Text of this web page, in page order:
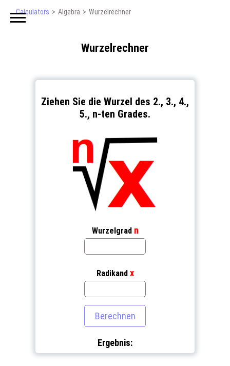
Calculators Algebra Wurzelrechner
Wurzelrechner
Ziehen Sie die Wurzel des 2., 3., 4.,
5., n-ten Grades.
Wurzelgrad n
Radikand x
Ergebnis: